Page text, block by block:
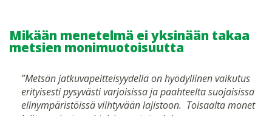
Mikään menetelmä ei yksinään takaa
metsien monimuotoisuutta
”Metsän jatkuvapeitteisyydellä on hyödyllinen vaikutus
erityisesti pysyvästi varjoisissa ja paahteelta suojaisissa
elinympäristöissä viihtyvään lajistoon. Toisaalta monet